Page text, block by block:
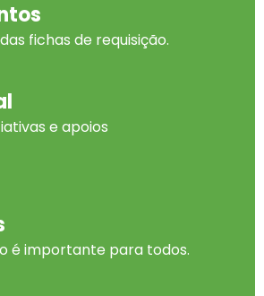
fichas de requisição.
e apoios
é importante para todos.